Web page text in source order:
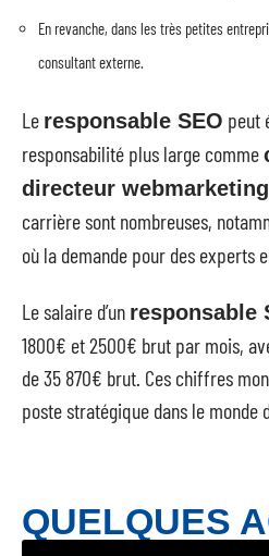
En revanche, dans les très petites
consultant externe.
Le responsable SEO peut
responsabilité plus large comme
directeur webmarketing
carrière sont nombreuses,
où la demande pour des experts
Le salaire d’un responsable
1800€ et 2500€ brut par mois,
de 35 870€ brut. Ces chiffres
poste stratégique dans le monde
QUELQUES